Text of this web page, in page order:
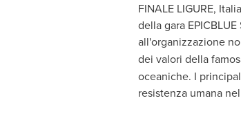
FINALE LIGURE,
della gara
all'organizzazione
dei valori della
oceaniche. I
resistenza umana